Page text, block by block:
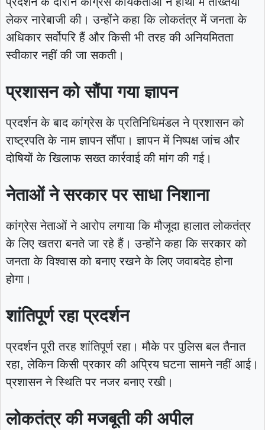
लेकर नारेबाजी की। उन्होंने कहा कि लोकतंत्र में जनता के
अधिकार सर्वोपरि हैं और किसी भी तरह की अनियमितता
स्वीकार नहीं की जा सकती।
प्रशासन को सौंपा गया ज्ञापन
प्रदर्शन के बाद कांग्रेस के प्रतिनिधिमंडल ने प्रशासन को
राष्ट्रपति के नाम ज्ञापन सौंपा। ज्ञापन में निष्पक्ष जांच और
दोषियों के खिलाफ सख्त कार्रवाई की मांग की गई।
नेताओं ने सरकार पर साधा निशाना
कांग्रेस नेताओं ने आरोप लगाया कि मौजूदा हालात लोकतंत्र
के लिए खतरा बनते जा रहे हैं। उन्होंने कहा कि सरकार को
जनता के विश्वास को बनाए रखने के लिए जवाबदेह होना
होगा।
शांतिपूर्ण रहा प्रदर्शन
प्रदर्शन पूरी तरह शांतिपूर्ण रहा। मौके पर पुलिस बल तैनात
रहा, लेकिन किसी प्रकार की अप्रिय घटना सामने नहीं आई।
प्रशासन ने स्थिति पर नजर बनाए रखी।
लोकतंत्र की मजबूती की अपील